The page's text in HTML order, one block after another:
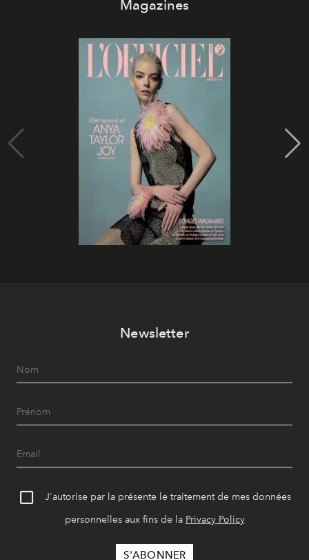
Magazines
Newsletter
J'autorise par la présente le traitement de mes données
personnelles aux fins de la Privacy Policy